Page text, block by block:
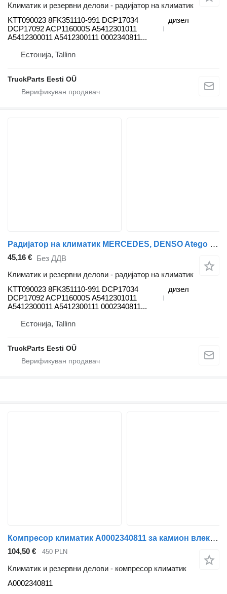
Климатик и резервни делови - радијатор на климатик
KTT090023 8FK351110-991 DCP17034
DCP17092 ACP116000S A5412301011
A5412300011 A5412300111 0002340811...
дизел
Естонија, Tallinn
TruckParts Eesti OÜ
Радијатор на климатик MERCEDES, DENSO Atego 817 (01.98-12.04) KTT090023 за камион влекач Mercedes-Benz Atego, Atego 2, Atego 3 (1996-)
45,16 € Без ДДВ
Климатик и резервни делови - радијатор на климатик
KTT090023 8FK351110-991 DCP17034
DCP17092 ACP116000S A5412301011
A5412300011 A5412300111 0002340811...
дизел
Естонија, Tallinn
TruckParts Eesti OÜ
Компресор климатик A0002340811 за камион влекач Mercedes-Benz ATEGO II EURO 5
104,50 € 450 PLN
Климатик и резервни делови - компресор климатик
A0002340811